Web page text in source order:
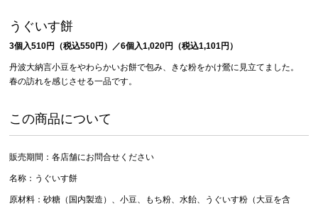
うぐいす餅
3個入510円（税込550円）／6個入1,020円（税込1,101円）
丹波大納言小豆をやわらかいお餅で包み、きな粉をかけ鶯に見立てました。
春の訪れを感じさせる一品です。
この商品について
販売期間：各店舗にお問合せください
名称：うぐいす餅
原材料：砂糖（国内製造）、小豆、もち粉、水飴、うぐいす粉（大豆を含